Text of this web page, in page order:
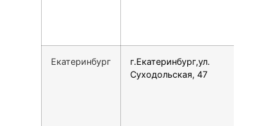
Екатеринбург
г.Екатеринбург,ул.
Суходольская, 47